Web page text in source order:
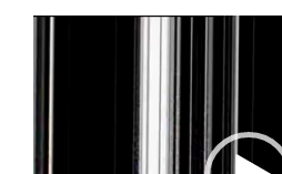
Reproductor
vídeo